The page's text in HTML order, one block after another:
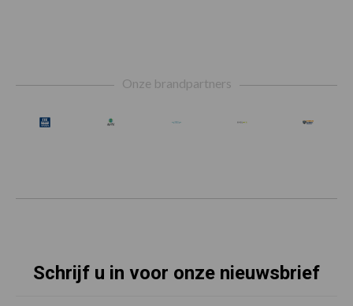
Onze brandpartners
Schrijf u in voor onze nieuwsbrief